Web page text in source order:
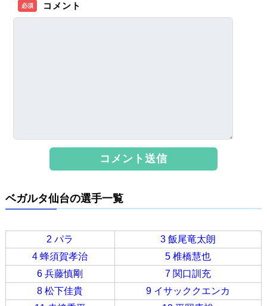
必須 コメント
ベガルタ仙台の選手一覧
2 パラ
3 飯尾竜太朗
4 蜂須賀孝治
5 椎橋慧也
6 兵藤慎剛
7 関口訓充
8 松下佳貴
9 イサッククエンカ